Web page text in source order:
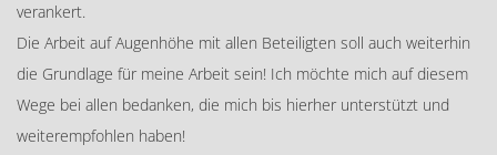
verankert.
Die Arbeit auf Augenhöhe mit allen Beteiligten soll auch weiterhin
die Grundlage für meine Arbeit sein! Ich möchte mich auf diesem
Wege bei allen bedanken, die mich bis hierher unterstützt und
weiterempfohlen haben!